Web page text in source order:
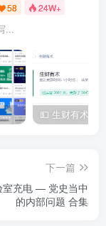
58 24W+
...
IT类所有渠道合集 持续日更，目前近四千多条资源 年费用户微信私信获取权限
下一篇
室充电 — 党史当中
的内部问题 合集